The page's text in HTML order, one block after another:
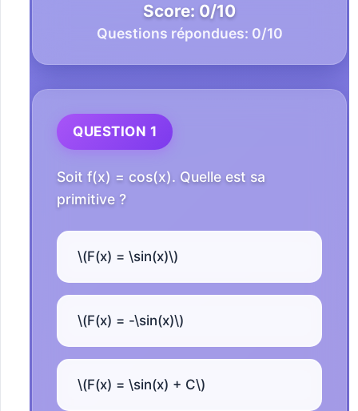
Score: 0/10
Questions répondues: 0/10
QUESTION 1
Soit f(x) = cos(x). Quelle est sa
primitive ?
\(F(x) = \sin(x)\)
\(F(x) = -\sin(x)\)
\(F(x) = \sin(x) + C\)